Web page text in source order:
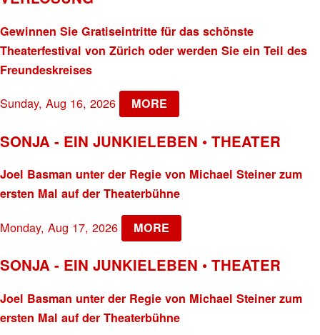
Gewinnen Sie Gratiseintritte für das schönste
Theaterfestival von Zürich oder werden Sie ein Teil des
Freundeskreises
Sunday, Aug 16, 2026 MORE
SONJA - EIN JUNKIELEBEN • THEATER
Joel Basman unter der Regie von Michael Steiner zum
ersten Mal auf der Theaterbühne
Monday, Aug 17, 2026 MORE
SONJA - EIN JUNKIELEBEN • THEATER
Joel Basman unter der Regie von Michael Steiner zum
ersten Mal auf der Theaterbühne